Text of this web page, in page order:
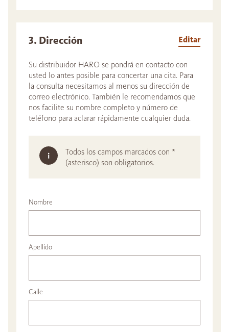
3. Dirección Editar
Su distribuidor HARO se pondrá en contacto con
usted lo antes posible para concertar una cita. Para
la consulta necesitamos al menos su dirección de
correo electrónico. También le recomendamos que
nos facilite su nombre completo y número de
teléfono para aclarar rápidamente cualquier duda.
Todos los campos marcados con *
(asterisco) son obligatorios.
Nombre
Apellido
Calle